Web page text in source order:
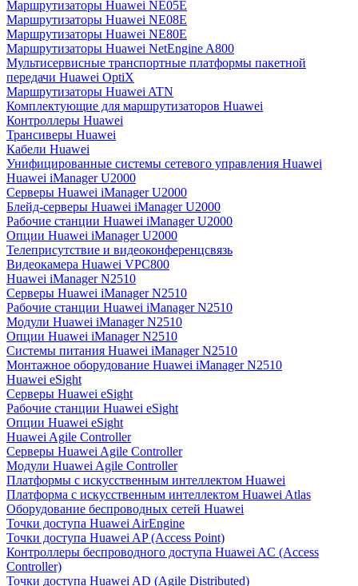
Маршрутизаторы Huawei NE05E
Маршрутизаторы Huawei NE08E
Маршрутизаторы Huawei NE80E
Маршрутизаторы Huawei NetEngine A800
Мультисервисные транспортные платформы пакетной
передачи Huawei OptiX
Маршрутизаторы Huawei ATN
Комплектующие для маршрутизаторов Huawei
Контроллеры Huawei
Трансиверы Huawei
Кабели Huawei
Унифицированные системы сетевого управления Huawei
Huawei iManager U2000
Серверы Huawei iManager U2000
Блейд-серверы Huawei iManager U2000
Рабочие станции Huawei iManager U2000
Опции Huawei iManager U2000
Телеприсутствие и видеоконференцсвязь
Видеокамера Huawei VPC800
Huawei iManager N2510
Серверы Huawei iManager N2510
Рабочие станции Huawei iManager N2510
Модули Huawei iManager N2510
Опции Huawei iManager N2510
Системы питания Huawei iManager N2510
Монтажное оборудование Huawei iManager N2510
Huawei eSight
Серверы Huawei eSight
Рабочие станции Huawei eSight
Опции Huawei eSight
Huawei Agile Controller
Серверы Huawei Agile Controller
Модули Huawei Agile Controller
Платформы с искусственным интеллектом Huawei
Платформа с искусственным интеллектом Huawei Atlas
Оборудование беспроводных сетей Huawei
Точки доступа Huawei AirEngine
Точки доступа Huawei AP (Access Point)
Контроллеры беспроводного доступа Huawei AC (Access
Controller)
Точки доступа Huawei AD (Agile Distributed)